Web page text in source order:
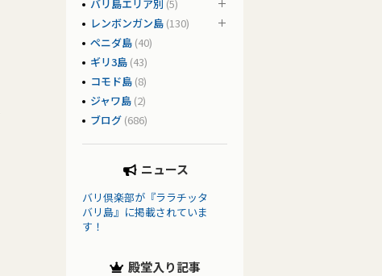
バリ島エリア別 (5)
レンボンガン島 (130)
ペニダ島 (40)
ギリ3島 (43)
コモド島 (8)
ジャワ島 (2)
ブログ (686)
ニュース
バリ倶楽部が『ララチッタ
バリ島』に掲載されていま
す！
殿堂入り記事